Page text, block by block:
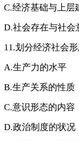
C.经济基础与上层
D.社会存在与社会
11.划分经济社会
A.生产力的水平
B.生产关系的性质
C.意识形态的内容
D.政治制度的状况